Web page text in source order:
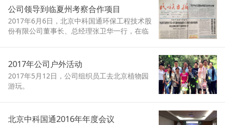
接。
公司领导到临夏州考察合作项目
2017年6月6日，北京中科国通环保工程技术股
份有限公司董事长、总经理张卫华一行，在临
2017年公司户外活动
2017年5月12日，公司组织员工去北京植物园
游玩。
北京中科国通2016年年度会议